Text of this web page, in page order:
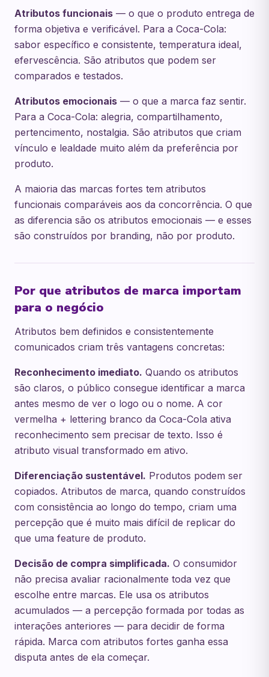
Atributos funcionais — o que o produto entrega de
forma objetiva e verificável. Para a Coca-Cola:
sabor específico e consistente, temperatura ideal,
efervescência. São atributos que podem ser
comparados e testados.
Atributos emocionais — o que a marca faz sentir.
Para a Coca-Cola: alegria, compartilhamento,
pertencimento, nostalgia. São atributos que criam
vínculo e lealdade muito além da preferência por
produto.
A maioria das marcas fortes tem atributos
funcionais comparáveis aos da concorrência. O que
as diferencia são os atributos emocionais — e esses
são construídos por branding, não por produto.
Por que atributos de marca importam
para o negócio
Atributos bem definidos e consistentemente
comunicados criam três vantagens concretas:
Reconhecimento imediato. Quando os atributos
são claros, o público consegue identificar a marca
antes mesmo de ver o logo ou o nome. A cor
vermelha + lettering branco da Coca-Cola ativa
reconhecimento sem precisar de texto. Isso é
atributo visual transformado em ativo.
Diferenciação sustentável. Produtos podem ser
copiados. Atributos de marca, quando construídos
com consistência ao longo do tempo, criam uma
percepção que é muito mais difícil de replicar do
que uma feature de produto.
Decisão de compra simplificada. O consumidor
não precisa avaliar racionalmente toda vez que
escolhe entre marcas. Ele usa os atributos
acumulados — a percepção formada por todas as
interações anteriores — para decidir de forma
rápida. Marca com atributos fortes ganha essa
disputa antes de ela começar.